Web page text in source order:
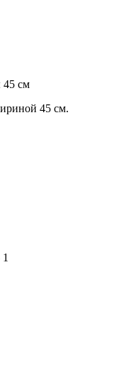
см
45 см.